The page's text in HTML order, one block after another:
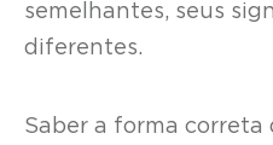
semelhantes, seus
diferentes.
Saber a forma correta